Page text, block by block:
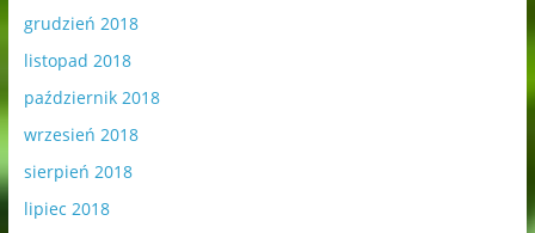
grudzień 2018
listopad 2018
październik 2018
wrzesień 2018
sierpień 2018
lipiec 2018